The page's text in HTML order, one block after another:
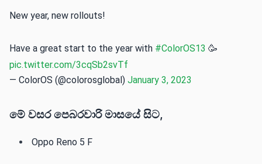
New year, new rollouts!
Have a great start to the year with #ColorOS13 🥳
pic.twitter.com/3cqSb2svTf
— ColorOS (@colorosglobal) January 3, 2023
මේ වසර පෙබරවාරි මාසයේ සිට,
Oppo Reno 5 F‌‌